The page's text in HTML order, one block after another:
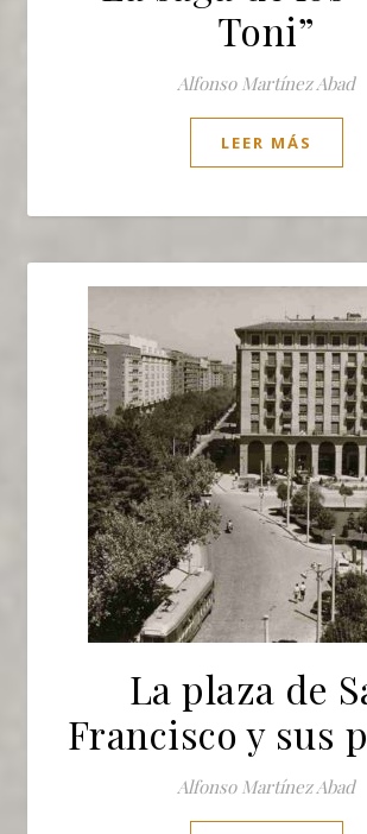
Toni”
Alfonso Martínez Abad
LEER MÁS
La plaza de
Francisco y sus
Alfonso Martínez Abad